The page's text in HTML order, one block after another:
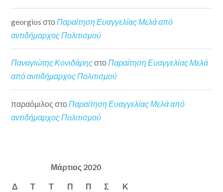
georgios στοΠαραίτηση Ευαγγελίας Μελά από
αντιδήμαρχος Πολιτισμού
Παναγιώτης ΚονιδάρηςστοΠαραίτηση Ευαγγελίας Μελά
από αντιδήμαρχος Πολιτισμού
παραόμιλος στο Παραίτηση Ευαγγελίας Μελά από
αντιδήμαρχος Πολιτισμού
Μάρτιος 2020
Δ Τ Τ Π Π Σ Κ